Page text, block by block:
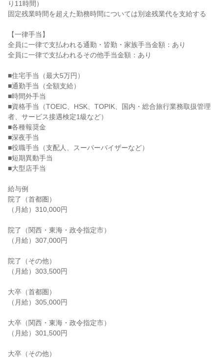
り11時間）
固定残業時間を超えた勤務時間については別途残業代を支給する
【一律手当】
全員に一律で支払われる通勤・皆勤・家族手当金額：あり
全員に一律で支払われるその他手当金額：あり
■住宅手当（最大5万円）
■通勤手当（全額支給）
■時間外手当
■資格手当（TOEIC、HSK、TOPIK、国内・総合旅行業務取扱管理
者、サービス接遇検定1級など）
■各種報奨金
■深夜手当
■役職手当（支配人、スーパーバイザーなど）
■短期異動手当
■大型店手当
給与例
院了（首都圏）
（月給）310,000円
院了（関西・東海・政令指定市）
（月給）307,000円
院了（その他）
（月給）303,500円
大卒（首都圏）
（月給）305,000円
大卒（関西・東海・政令指定市）
（月給）301,500円
大卒（その他）